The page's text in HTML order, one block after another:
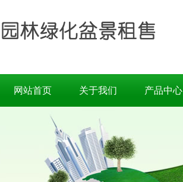
网站首页 关于我们 产品中心